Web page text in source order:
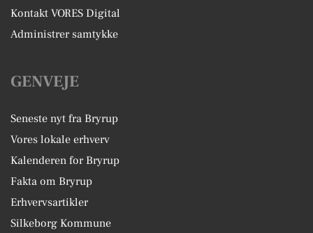
Kontakt VORES Digital
Administrer samtykke
GENVEJE
Seneste nyt fra Bryrup
Vores lokale erhverv
Kalenderen for Bryrup
Fakta om Bryrup
Erhvervsartikler
Silkeborg Kommune